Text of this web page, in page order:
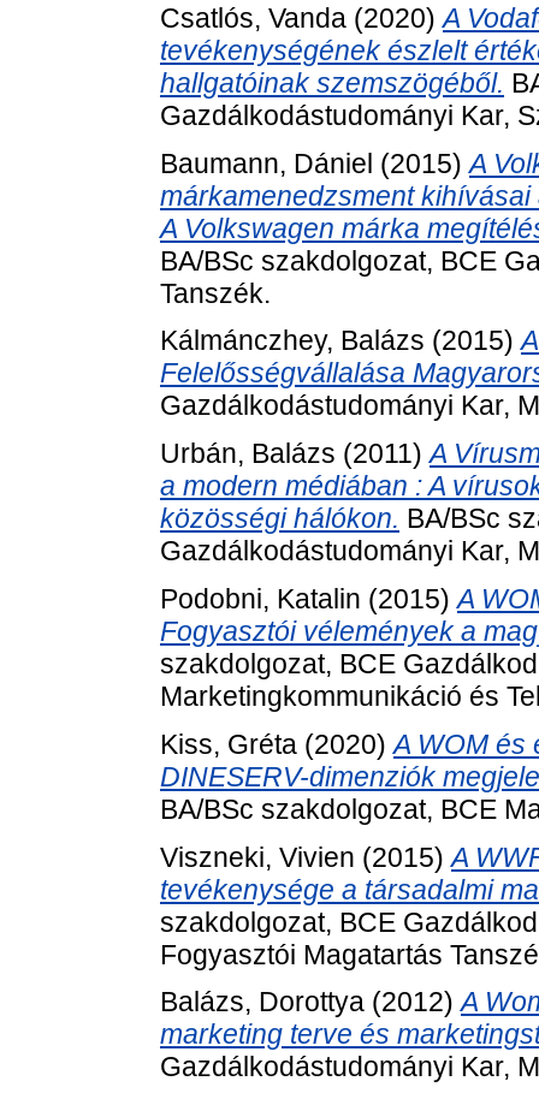
Csatlós, Vanda (2020)A
tevékenységének észlelt
hallgatóinak szemszögéből.
Gazdálkodástudományi Kar,
Baumann, Dániel (2015)A
márkamenedzsment
A Volkswagen márka
BA/BSc szakdolgozat, BCE
Tanszék.
Kálmánczhey, Balázs (2015)
Felelősségvállalása
Gazdálkodástudományi Kar,
Urbán, Balázs (2011)A
a modern médiában : A
közösségi hálókon. BA/BSc
Gazdálkodástudományi Kar,
Podobni, Katalin (2015)A
Fogyasztói vélemények a
szakdolgozat, BCE
Marketingkommunikáció és
Kiss, Gréta (2020)A WOM és
DINESERV-dimenziók
BA/BSc szakdolgozat, BCE
Viszneki, Vivien (2015)A
tevékenysége a társadalmi
szakdolgozat, BCE
Fogyasztói Magatartás
Balázs, Dorottya (2012)A
marketing terve és
Gazdálkodástudományi Kar,